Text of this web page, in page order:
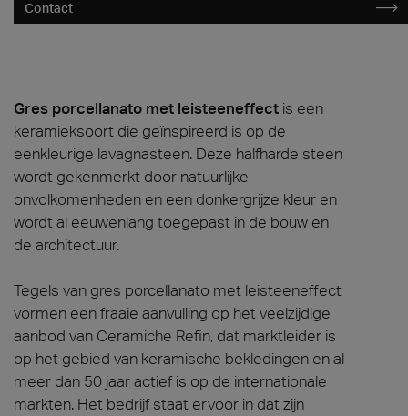
Contact
Gres porcellanato met leisteeneffect is een
keramieksoort die geïnspireerd is op de
eenkleurige lavagnasteen. Deze halfharde steen
wordt gekenmerkt door natuurlijke
onvolkomenheden en een donkergrijze kleur en
wordt al eeuwenlang toegepast in de bouw en
de architectuur.
Tegels van gres porcellanato met leisteeneffect
vormen een fraaie aanvulling op het veelzijdige
aanbod van Ceramiche Refin, dat marktleider is
op het gebied van keramische bekledingen en al
meer dan 50 jaar actief is op de internationale
markten. Het bedrijf staat ervoor in dat zijn